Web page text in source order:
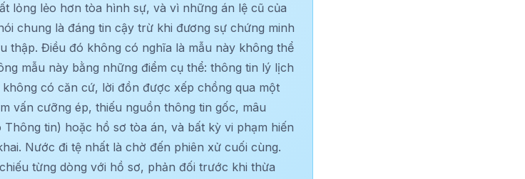
lỏng lẻo hơn tòa hình sự, và vì những án lệ cũ của
chung là đáng tin cậy trừ khi đương sự chứng minh
thập. Điều đó không có nghĩa là mẫu này không thể
mẫu này bằng những điểm cụ thể: thông tin lý lịch
có căn cứ, lời đồn được xếp chồng qua một
vấn cưỡng ép, thiếu nguồn thông tin gốc, mâu
tin) hoặc hồ sơ tòa án, và bất kỳ vi phạm hiến
Nước đi tệ nhất là chờ đến phiên xử cuối cùng.
từng dòng với hồ sơ, phản đối trước khi thừa